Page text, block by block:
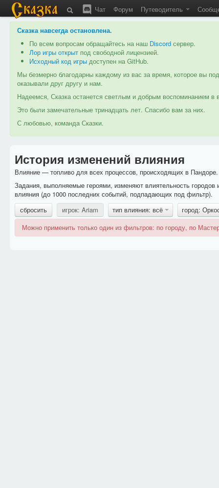
Чат Форум Путеводитель
Сказка навсегда остановлена.
По всем вопросам обращайтесь на наш Discord сервер.
Лор игры открыт под свободной лицензией.
Исходный код игры доступен на GitHub.
Мы безмерно благодарны каждому из вас за время, которое вы
оказывали друг другу и нам.
Надеемся, Сказка останется светлым и добрым воспоминанием
Это были замечательные тринадцать лет. Спасибо вам за них.
С любовью, команда Сказки.
История изменений влияния
Влияние — топливо для всех процессов, происходящих в
Задания, выполняемые героями, изменяют влиятельность
влияния (до 1000 последних событий, подпадающих под фильтр).
сбросить
игрок: Ariam тип влияния: всё
город:
Можно применить только один из фильтров: по городу, по